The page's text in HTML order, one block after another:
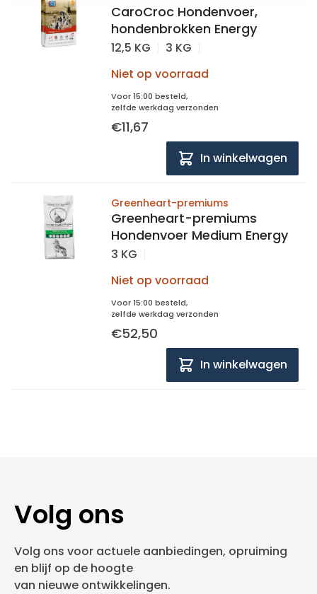
CaroCroc Hondenvoer,
hondenbrokken Energy
12,5 KG
3 KG
Niet op voorraad
Voor 15:00 besteld,
zelfde werkdag verzonden
€11,67
In winkelwagen
Greenheart-premiums
Greenheart-premiums
Hondenvoer Medium Energy
3 KG
Niet op voorraad
Voor 15:00 besteld,
zelfde werkdag verzonden
€52,50
In winkelwagen
Volg ons
Volg ons voor actuele aanbiedingen, opruiming
en blijf op de hoogte
van nieuwe ontwikkelingen.